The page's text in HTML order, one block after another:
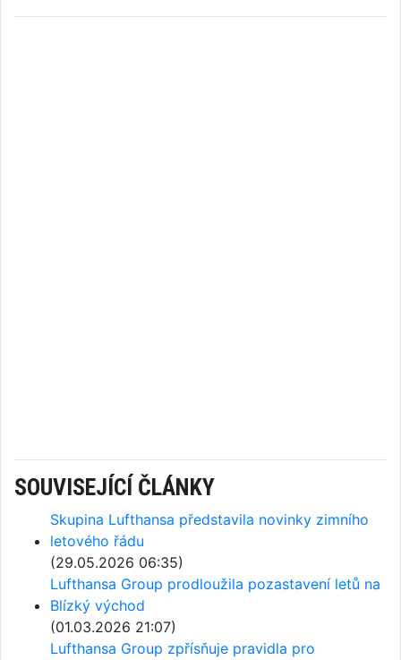
SOUVISEJÍCÍ ČLÁNKY
Skupina Lufthansa představila novinky zimního
letového řádu
(29.05.2026 06:35)
Lufthansa Group prodloužila pozastavení letů na
Blízký východ
(01.03.2026 21:07)
Lufthansa Group zpřísňuje pravidla pro